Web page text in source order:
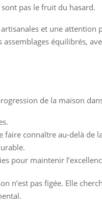
pas le fruit du hasard.
et une
équilibrés,
de la maison
faire connaître au-delà de
pour maintenir
pas figée. Elle